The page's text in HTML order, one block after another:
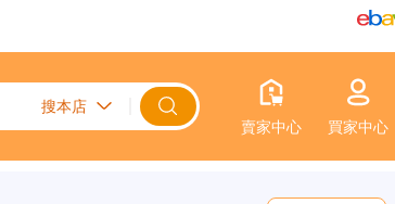
賣家中心 買家中心